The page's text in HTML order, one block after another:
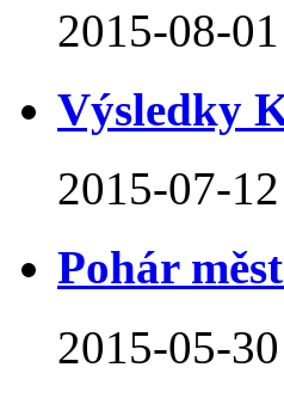
2015-08-01
Výsledky
2015-07-12
Pohár
2015-05-30